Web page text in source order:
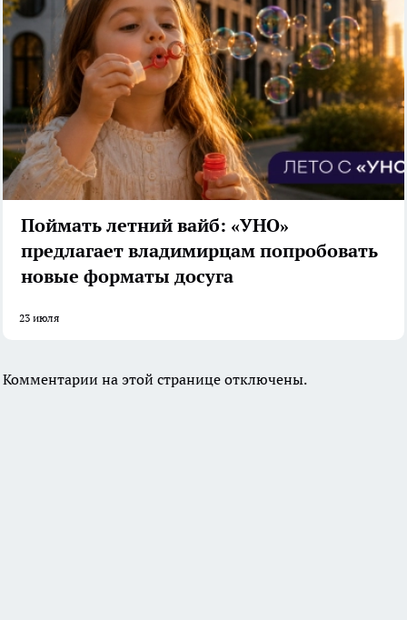
Поймать летний вайб: «УНО»
предлагает владимирцам попробовать
новые форматы досуга
23 июля
Комментарии на этой странице отключены.